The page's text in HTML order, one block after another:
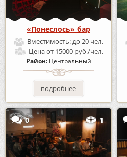
«Понеслось» бар
Вместимость:до 20 чел.
Ценаот 15000 руб./чел.
Район: Центральный
подробнее
0 1